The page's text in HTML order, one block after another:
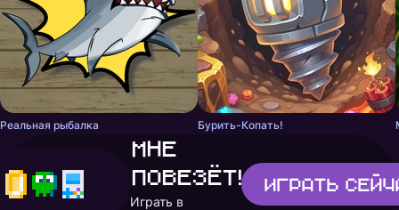
Реальная рыбалка Бурить-Копать!
Мне
повезёт!
Играть в
Играть